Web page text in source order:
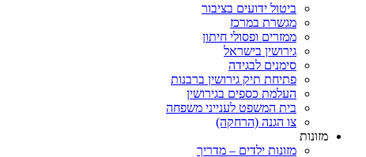
ביטול ידועים בציבור
מגשרת במרכז
ממזרים ופסולי חיתון
גירושין בישראל
סימנים לבגידה
פתיחת תיק גירושין ברבנות
העלמת כספים בגירושין
בית המשפט לענייני משפחה
צו הגנה (הרחקה)
מזונות
מזונות ילדים – מדריך